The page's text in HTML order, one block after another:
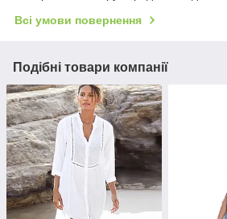
Всі умови повернення
Подібні товари компанії